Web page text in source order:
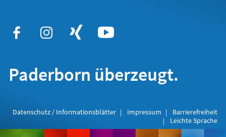
Paderborn überzeugt.
Datenschutz / Informationsblätter Impressum
Barrierefreiheit
Leichte Sprache